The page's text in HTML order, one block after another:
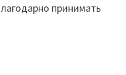
принимать